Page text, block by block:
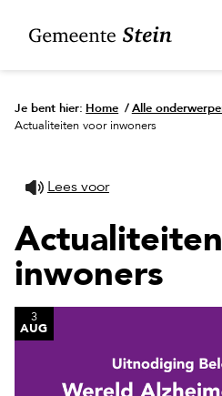
Je bent hier: Home / Alle
Actualiteiten voor inwoners
Lees voor
inwoners
3
AUG